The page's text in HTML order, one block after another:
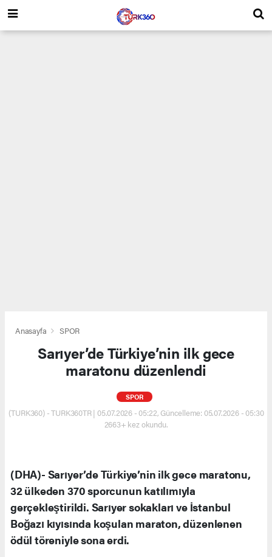
Anasayfa SPOR
Sarıyer’de Türkiye’nin ilk gece
maratonu düzenlendi
SPOR
(TURK360) - TURK360TR | 05.07.2026 - 05:22, Güncelleme: 05.07.2026 - 05:30
2663+ kez okundu.
(DHA)- Sarıyer’de Türkiye’nin ilk gece maratonu,
32 ülkeden 370 sporcunun katılımıyla
gerçekleştirildi. Sarıyer sokakları ve İstanbul
Boğazı kıyısında koşulan maraton, düzenlenen
ödül töreniyle sona erdi.